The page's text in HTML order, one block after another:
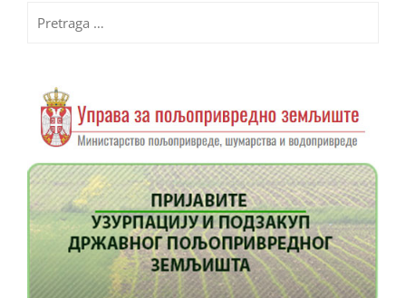
za: